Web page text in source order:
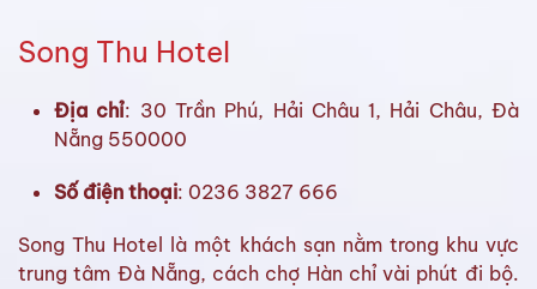
Song Thu Hotel
Địa chỉ: 30 Trần Phú, Hải Châu 1, Hải Châu, Đà
Nẵng 550000
Số điện thoại: 0236 3827 666
Song Thu Hotel là một khách sạn nằm trong khu vực
trung tâm Đà Nẵng, cách chợ Hàn chỉ vài phút đi bộ.